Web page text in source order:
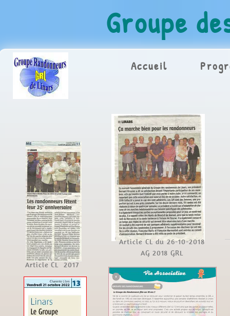
Groupe
Accueil
Article CL du 26-10-2018
AG 2018 GRL
Article CL 2017